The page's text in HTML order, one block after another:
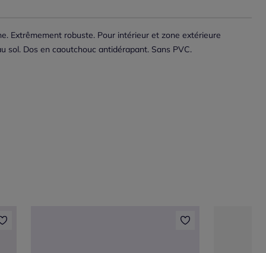
Extrêmement robuste. Pour intérieur et zone extérieure
sol. Dos en caoutchouc antidérapant. Sans PVC.